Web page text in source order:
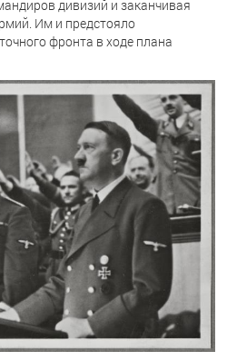
дивизий и заканчивая
Им и предстояло
фронта в ходе плана